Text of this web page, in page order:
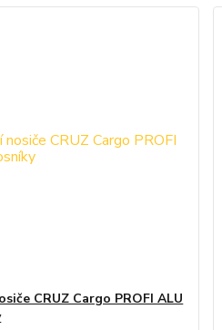
CRUZ Cargo PROFI ALU